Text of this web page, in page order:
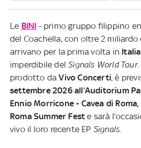
Le BINI - primo gruppo filippino
del Coachella, con oltre 2
arrivano per la prima volta in Italia
imperdibile delSignals World Tour
prodotto daVivo Concerti, è
settembre 2026 all’Auditorium
Ennio Morricone - Cavea di Roma,
Roma Summer Feste sarà
vivo il loro recente EP Signals.